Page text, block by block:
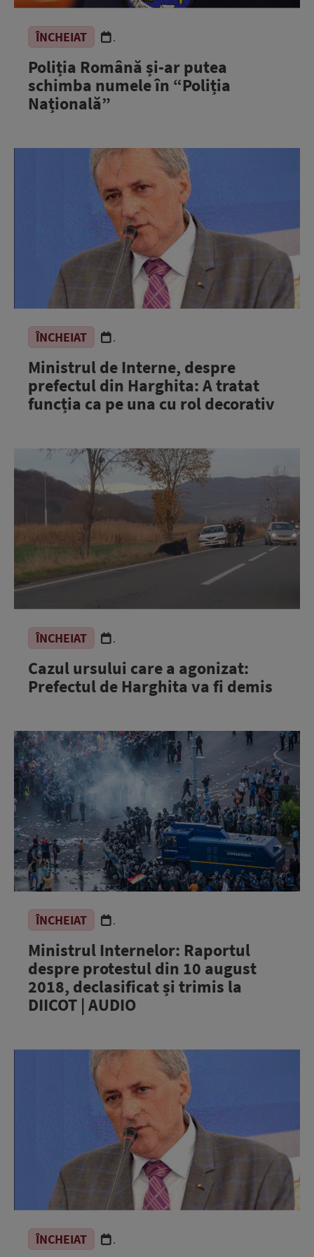
ÎNCHEIAT .
Poliția Română și-ar putea
schimba numele în “Poliția
Națională”
ÎNCHEIAT .
Ministrul de Interne, despre
prefectul din Harghita: A tratat
funcția ca pe una cu rol decorativ
ÎNCHEIAT .
Cazul ursului care a agonizat:
Prefectul de Harghita va fi demis
ÎNCHEIAT .
Ministrul Internelor: Raportul
despre protestul din 10 august
2018, declasificat și trimis la
DIICOT | AUDIO
ÎNCHEIAT .